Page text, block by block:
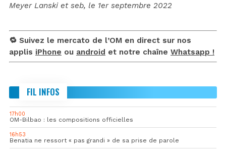
Meyer Lanski et seb, le 1er septembre 2022
🔁 Suivez le mercato de l’OM en direct sur nos
applis iPhone ou android et notre chaîne Whatsapp !
FIL INFOS
17h00
OM-Bilbao : les compositions officielles
16h53
Benatia ne ressort « pas grandi » de sa prise de parole